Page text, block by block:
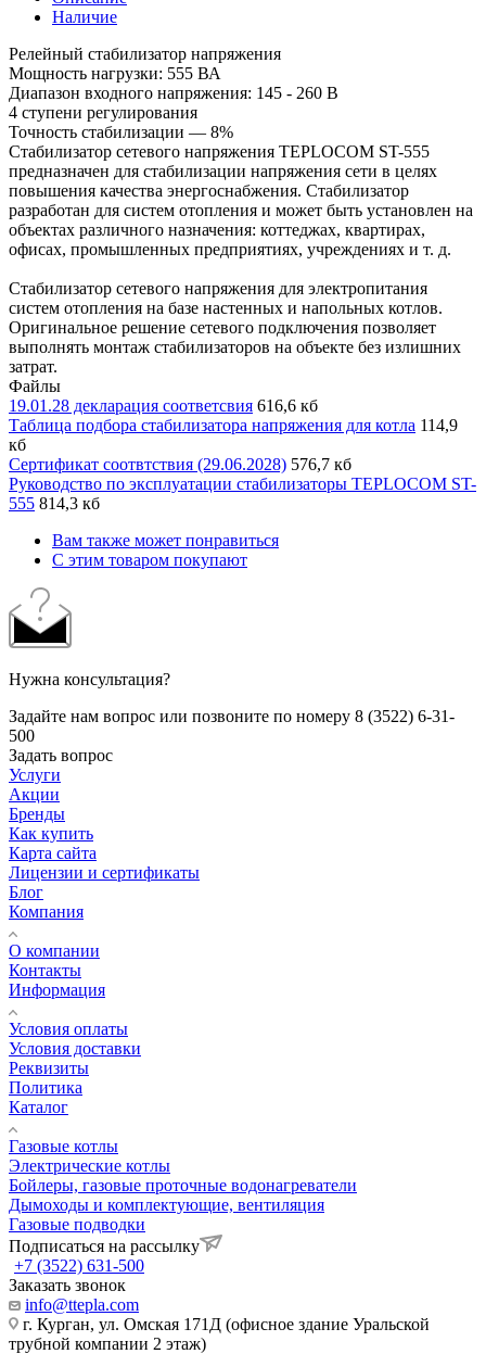
Наличие
Релейный стабилизатор напряжения
Мощность нагрузки: 555 ВА
Диапазон входного напряжения: 145 - 260 В
4 ступени регулирования
Точность стабилизации — 8%
Стабилизатор сетевого напряжения TEPLOCOM ST-555
предназначен для стабилизации напряжения сети в целях
повышения качества энергоснабжения. Стабилизатор
разработан для систем отопления и может быть установлен на
объектах различного назначения: коттеджах, квартирах,
офисах, промышленных предприятиях, учреждениях и т. д.
Стабилизатор сетевого напряжения для электропитания
систем отопления на базе настенных и напольных котлов.
Оригинальное решение сетевого подключения позволяет
выполнять монтаж стабилизаторов на объекте без излишних
затрат.
Файлы
19.01.28 декларация соответсвия 616,6 кб
Таблица подбора стабилизатора напряжения для котла 114,9
кб
Сертификат соотвтствия (29.06.2028) 576,7 кб
Руководство по эксплуатации стабилизаторы TEPLOCOM ST-
555 814,3 кб
Вам также может понравиться
С этим товаром покупают
Нужна консультация?
Задайте нам вопрос или позвоните по номеру 8 (3522) 6-31-
500
Задать вопрос
Услуги
Акции
Бренды
Как купить
Карта сайта
Лицензии и сертификаты
Блог
Компания
О компании
Контакты
Информация
Условия оплаты
Условия доставки
Реквизиты
Политика
Каталог
Газовые котлы
Электрические котлы
Бойлеры, газовые проточные водонагреватели
Дымоходы и комплектующие, вентиляция
Газовые подводки
Подписаться на рассылку
+7 (3522) 631-500
Заказать звонок
info@ttepla.com
г. Курган, ул. Омская 171Д (офисное здание Уральской
трубной компании 2 этаж)